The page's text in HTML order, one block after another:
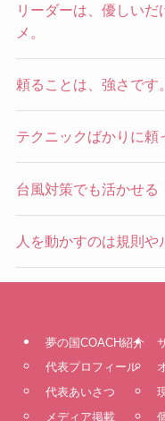
リーダーは、優しい
メ。
頼ることは、強さです。
テクニックばかりに頼
台風対策でも活かせる
人を動かすのは規則や
夢の国COACH紹介
代表プロフィール
代表あいさつ
メディア掲載